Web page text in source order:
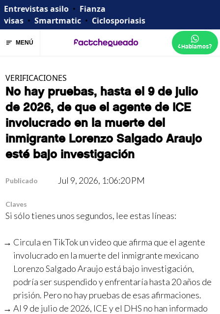
Entrevistas asilo • Fianza
visas • Smartmatic • Ciclosporiasis
MENÚ ¿Hablamos?
VERIFICACIONES
No hay pruebas, hasta el 9 de julio
de 2026, de que el agente de ICE
involucrado en la muerte del
inmigrante Lorenzo Salgado Araujo
esté bajo investigación
Publicado Jul 9, 2026, 1:06:20 PM
Claves
Si sólo tienes unos segundos, lee estas líneas:
Circula en TikTok un video que afirma que el agente
involucrado en la muerte del inmigrante mexicano
Lorenzo Salgado Araujo está bajo investigación,
podría ser suspendido y enfrentaría hasta 20 años de
prisión. Pero no hay pruebas de esas afirmaciones.
Al 9 de julio de 2026, ICE y el DHS no han informado